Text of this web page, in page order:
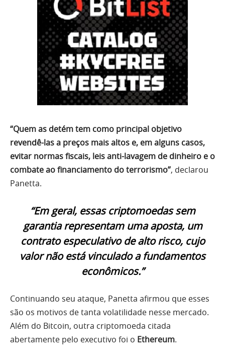
“Quem as detém tem como principal objetivo
revendê-las a preços mais altos e, em alguns casos,
evitar normas fiscais, leis anti-lavagem de dinheiro e o
combate ao financiamento do terrorismo”, declarou
Panetta.
“Em geral, essas criptomoedas sem
garantia representam uma aposta, um
contrato especulativo de alto risco, cujo
valor não está vinculado a fundamentos
econômicos.”
Continuando seu ataque, Panetta afirmou que esses
são os motivos de tanta volatilidade nesse mercado.
Além do Bitcoin, outra criptomoeda citada
abertamente pelo executivo foi o Ethereum.